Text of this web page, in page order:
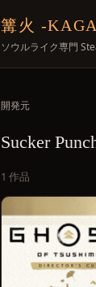
篝火 -
ソウルライク専門
開発元
Sucker
1 作品